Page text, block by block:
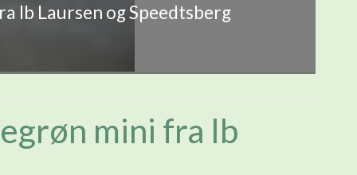
Ib Laursen og Speedtsberg
mini fra Ib